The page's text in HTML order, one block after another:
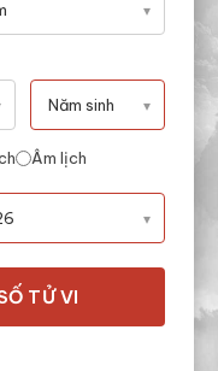
Âm lịch
TỬ VI